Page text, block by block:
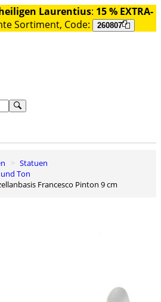
Laurentius: 15 % EXTRA-
Sortiment, Code: 260807
Statuen
Ton
Francesco Pinton 9 cm